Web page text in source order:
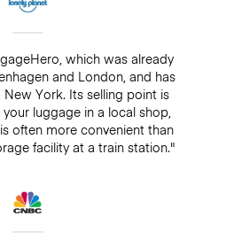
which was already
and London, and has
York. Its selling point is
luggage in a local shop,
often more convenient than
facility at a train station."